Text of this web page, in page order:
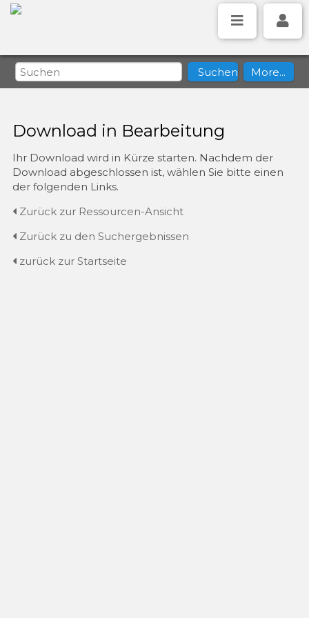
Download in Bearbeitung
Ihr Download wird in Kürze starten. Nachdem der
Download abgeschlossen ist, wählen Sie bitte einen
der folgenden Links.
Zurück zur Ressourcen-Ansicht
Zurück zu den Suchergebnissen
zurück zur Startseite